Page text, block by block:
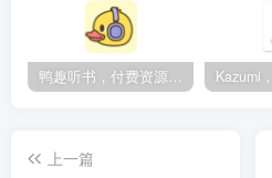
鸭趣听书，付费资源无限制，内置多书源
上一篇